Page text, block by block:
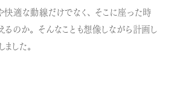
快適な動線だけでなく、そこに座った時
るのか。そんなことも想像しながら計画し
した。